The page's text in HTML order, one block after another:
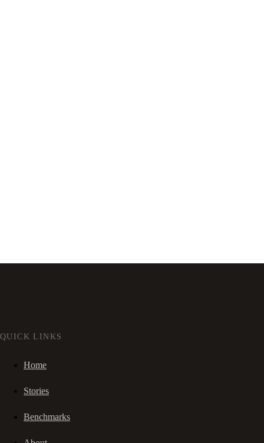
QUICK LINKS
Home
Stories
Benchmarks